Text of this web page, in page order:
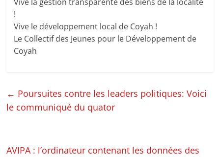
!
Vive le développement local de Coyah !
Le Collectif des Jeunes pour le Développement de
Coyah
← Poursuites contre les leaders politiques: Voici
le communiqué du quator
AVIPA : l’ordinateur contenant les données des